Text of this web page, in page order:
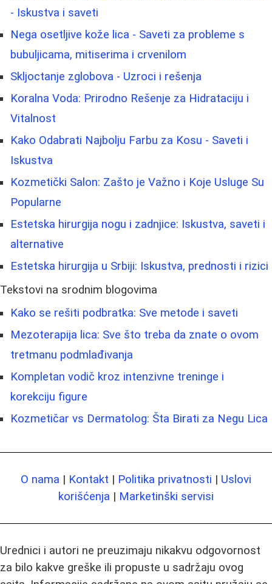
- Iskustva i saveti
Nega osetljive kože lica - Saveti za probleme s
bubuljicama, mitiserima i crvenilom
Skljoctanje zglobova - Uzroci i rešenja
Koralna Voda: Prirodno Rešenje za Hidrataciju i
Vitalnost
Kako Odabrati Najbolju Farbu za Kosu - Saveti i
Iskustva
Kozmetički Salon: Zašto je Važno i Koje Usluge Su
Popularne
Estetska hirurgija nogu i zadnjice: Iskustva, saveti i
alternative
Estetska hirurgija u Srbiji: Iskustva, prednosti i rizici
Tekstovi na srodnim blogovima
Kako se rešiti podbratka: Sve metode i saveti
Mezoterapija lica: Sve što treba da znate o ovom
tretmanu podmlađivanja
Kompletan vodič kroz intenzivne treninge i
korekciju figure
Kozmetičar vs Dermatolog: Šta Birati za Negu Lica
O nama | Kontakt | Politika privatnosti | Uslovi
korišćenja | Marketinški servisi
Urednici i autori ne preuzimaju nikakvu odgovornost
za bilo kakve greške ili propuste u sadržaju ovog